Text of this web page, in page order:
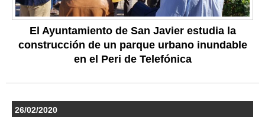
El Ayuntamiento de San Javier estudia la
construcción de un parque urbano inundable
en el Peri de Telefónica
26/02/2020